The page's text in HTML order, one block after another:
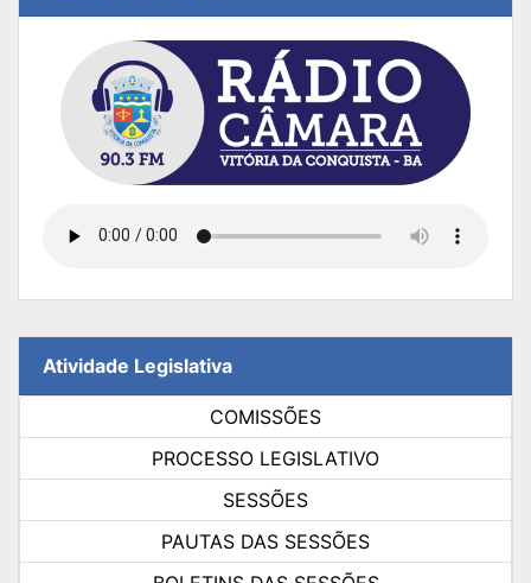
Atividade Legislativa
COMISSÕES
PROCESSO LEGISLATIVO
SESSÕES
PAUTAS DAS SESSÕES